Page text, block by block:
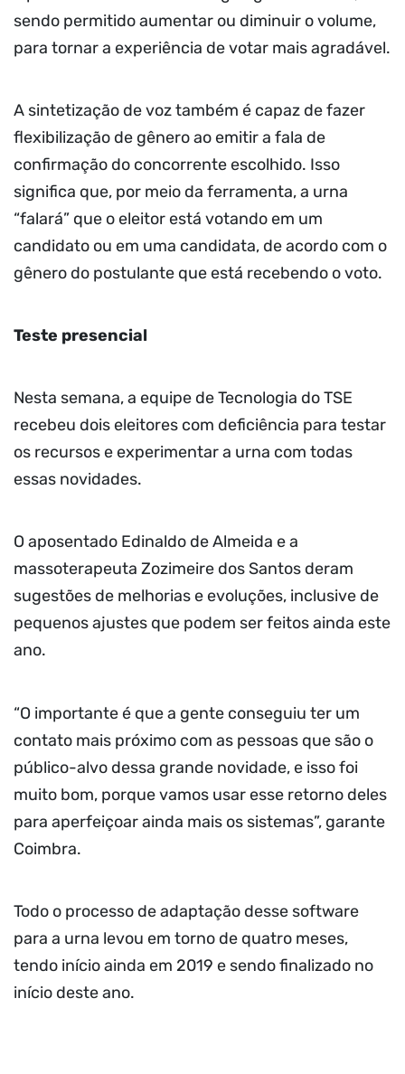
sendo permitido aumentar ou diminuir o volume,
para tornar a experiência de votar mais agradável.
A sintetização de voz também é capaz de fazer
flexibilização de gênero ao emitir a fala de
confirmação do concorrente escolhido. Isso
significa que, por meio da ferramenta, a urna
“falará” que o eleitor está votando em um
candidato ou em uma candidata, de acordo com o
gênero do postulante que está recebendo o voto.
Teste presencial
Nesta semana, a equipe de Tecnologia do TSE
recebeu dois eleitores com deficiência para testar
os recursos e experimentar a urna com todas
essas novidades.
O aposentado Edinaldo de Almeida e a
massoterapeuta Zozimeire dos Santos deram
sugestões de melhorias e evoluções, inclusive de
pequenos ajustes que podem ser feitos ainda este
ano.
“O importante é que a gente conseguiu ter um
contato mais próximo com as pessoas que são o
público-alvo dessa grande novidade, e isso foi
muito bom, porque vamos usar esse retorno deles
para aperfeiçoar ainda mais os sistemas”, garante
Coimbra.
Todo o processo de adaptação desse software
para a urna levou em torno de quatro meses,
tendo início ainda em 2019 e sendo finalizado no
início deste ano.